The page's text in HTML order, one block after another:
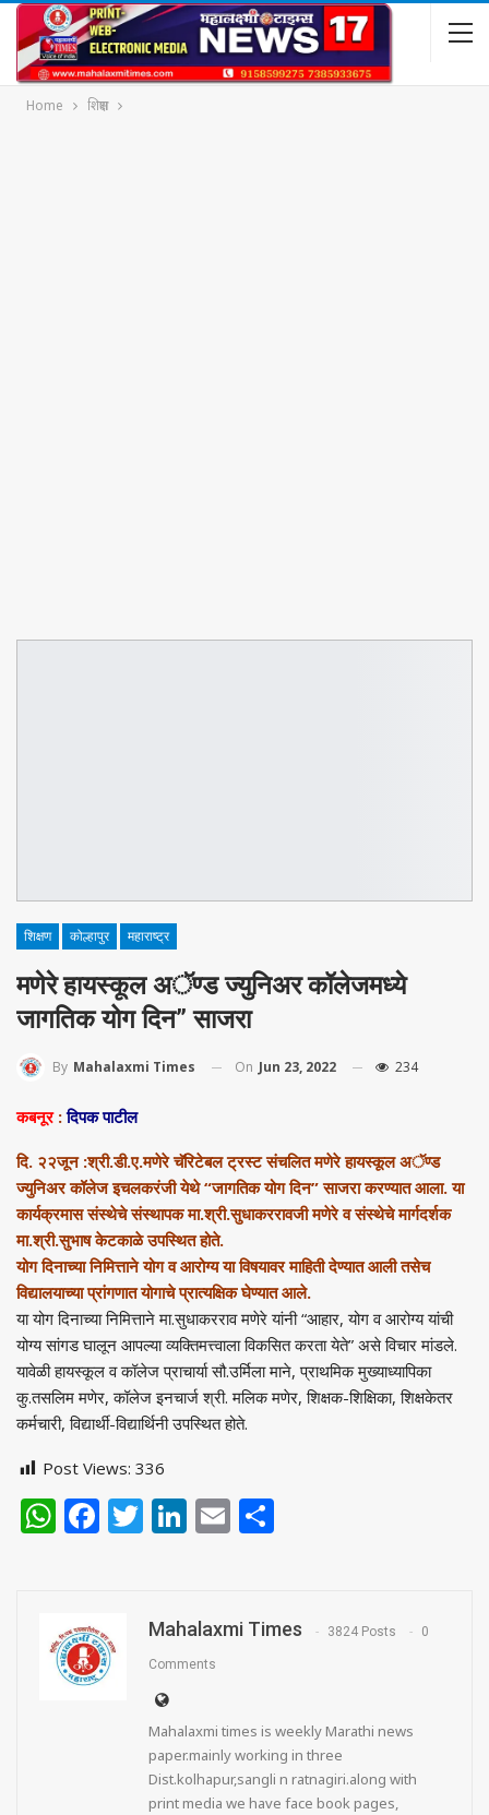
Home शिक्षण
शिक्षण कोल्हापुर महाराष्ट्र
मणेरे हायस्कूल अॅण्ड ज्युनिअर कॉलेजमध्ये
जागतिक योग दिन” साजरा
By Mahalaxmi Times On Jun 23, 2022 234
कबनूर:दिपक पाटील
दि. २२जून :श्री.डी.ए.मणेरे चॅरिटेबल ट्रस्ट संचलित मणेरे हायस्कूल अॅण्ड
ज्युनिअर कॉलेज इचलकरंजी येथे “जागतिक योग दिन” साजरा करण्यात आला. या
कार्यक्रमास संस्थेचे संस्थापक मा.श्री.सुधाकररावजी मणेरे व संस्थेचे मार्गदर्शक
मा.श्री.सुभाष केटकाळे उपस्थित होते.
योग दिनाच्या निमित्ताने योग व आरोग्य या विषयावर माहिती देण्यात आली तसेच
विद्यालयाच्या प्रांगणात योगाचे प्रात्यक्षिक घेण्यात आले.
या योग दिनाच्या निमित्ताने मा.सुधाकरराव मणेरे यांनी “आहार, योग व आरोग्य यांची
योग्य सांगड घालून आपल्या व्यक्तिमत्त्वाला विकसित करता येते” असे विचार मांडले.
यावेळी हायस्कूल व कॉलेज प्राचार्या सौ.उर्मिला माने, प्राथमिक मुख्याध्यापिका
कु.तसलिम मणेर, कॉलेज इनचार्ज श्री. मलिक मणेर, शिक्षक-शिक्षिका, शिक्षकेतर
कर्मचारी, विद्यार्थी-विद्यार्थिनी उपस्थित होते.
Post Views: 336
WhatsApp
Facebook
Twitter
LinkedIn
Email
Mahalaxmi Times 3824 Posts 0
Comments
Mahalaxmi times is weekly Marathi news
paper.mainly working in three
Dist.kolhapur,sangli n ratnagiri.along with
print media we have face book pages,